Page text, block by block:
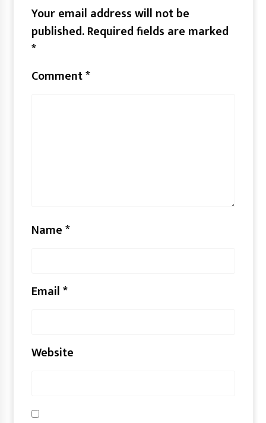
Your email address will not be
published.Required fields are marked
*
Comment*
Name*
Email*
Website